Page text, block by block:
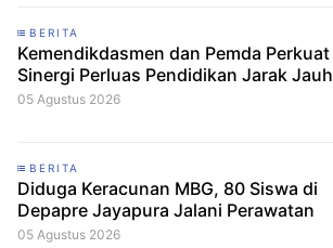
BERITA
Kemendikdasmen dan Pemda Perkuat
Sinergi Perluas Pendidikan Jarak Jauh
05 Agustus 2026
BERITA
Diduga Keracunan MBG, 80 Siswa di
Depapre Jayapura Jalani Perawatan
05 Agustus 2026